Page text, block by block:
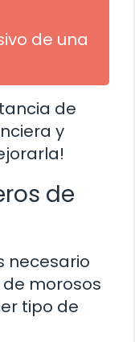
de una
de
y
de
necesario
morosos
tipo de